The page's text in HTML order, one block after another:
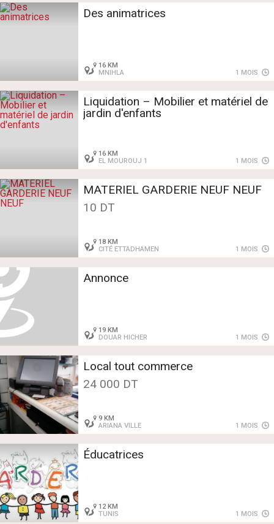
Des animatrices
16 KM
MNIHLA
1 MOIS
Liquidation – Mobilier et matériel de
jardin d'enfants
16 KM
EL MOUROUJ 1
1 MOIS
MATERIEL GARDERIE NEUF NEUF
10 DT
18 KM
CITÉ ETTADHAMEN
1 MOIS
Annonce
19 KM
DOUAR HICHER
1 MOIS
Local tout commerce
24 000 DT
9 KM
ARIANA VILLE
1 MOIS
Éducatrices
12 KM
TUNIS
1 MOIS